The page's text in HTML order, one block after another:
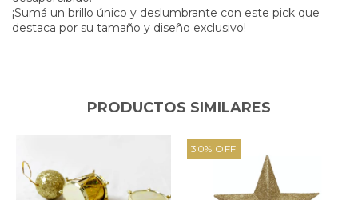
¡Sumá un brillo único y deslumbrante con este pick que
destaca por su tamaño y diseño exclusivo!
PRODUCTOS SIMILARES
30% OFF